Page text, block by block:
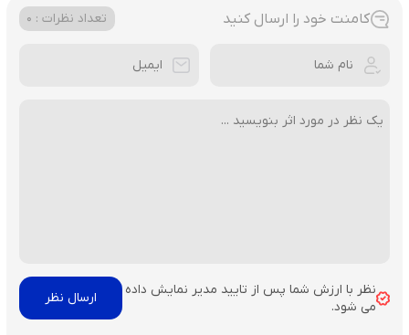
کامنت خود را ارسال کنید تعداد نظرات : 0
نظر با ارزش شما پس از تایید مدیر نمایش داده
می شود.